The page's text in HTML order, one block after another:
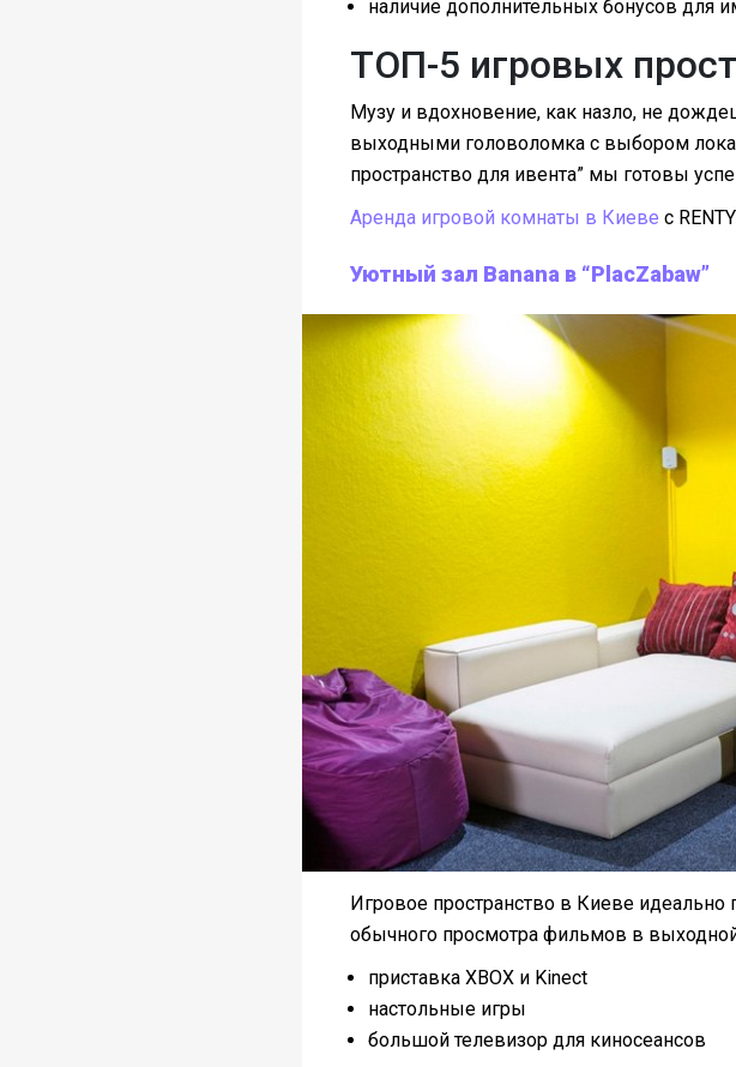
наличие дополнительных бонусов для
ТОП-5 игровых
Музу и вдохновение, как назло, не
выходными головоломка с выбором
пространство для ивента” мы готовы
Аренда игровой комнаты в Киеве с
Уютный зал Banana в “PlacZabaw”
Игровое пространство в Киеве идеально
обычного просмотра фильмов в
приставка XBOX и Kinect
настольные игры
большой телевизор для киносеансов